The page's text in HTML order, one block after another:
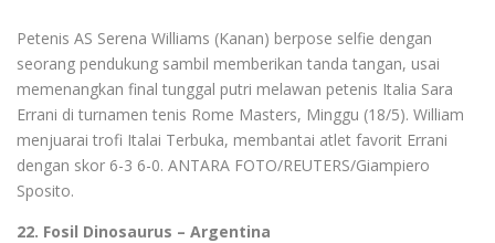
Petenis AS Serena Williams (Kanan) berpose selfie dengan
seorang pendukung sambil memberikan tanda tangan, usai
memenangkan final tunggal putri melawan petenis Italia Sara
Errani di turnamen tenis Rome Masters, Minggu (18/5). William
menjuarai trofi Italai Terbuka, membantai atlet favorit Errani
dengan skor 6-3 6-0. ANTARA FOTO/REUTERS/Giampiero
Sposito.
22. Fosil Dinosaurus – Argentina